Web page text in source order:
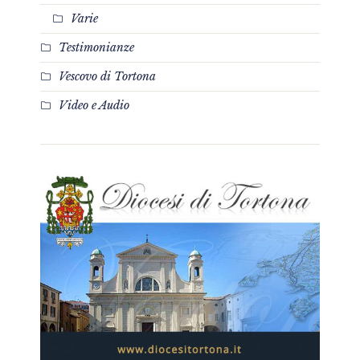
Varie
Testimonianze
Vescovo di Tortona
Video e Audio